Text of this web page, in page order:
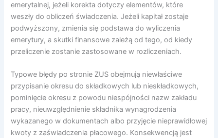
emerytalnej, jeżeli korekta dotyczy elementów, które
weszły do obliczeń świadczenia. Jeżeli kapitał zostaje
podwyższony, zmienia się podstawa do wyliczenia
emerytury, a skutki finansowe zależą od tego, od kiedy
przeliczenie zostanie zastosowane w rozliczeniach.
Typowe błędy po stronie ZUS obejmują niewłaściwe
przypisanie okresu do składkowych lub nieskładkowych,
pominięcie okresu z powodu niespójności nazw zakładu
pracy, nieuwzględnienie składnika wynagrodzenia
wykazanego w dokumentach albo przyjęcie nieprawidłowej
kwoty z zaświadczenia płacowego. Konsekwencją jest